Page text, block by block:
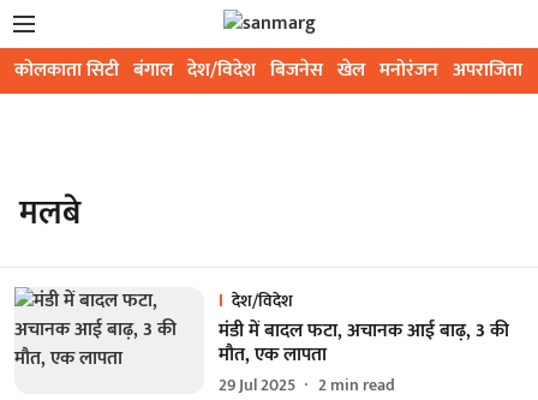
कोलकाता सिटी बंगाल देश/विदेश बिजनेस खेल मनोरंजन अपराजिता
मलबे
देश/विदेश
मंडी में बादल फटा, अचानक आई बाढ़, 3 की
मौत, एक लापता
29 Jul 2025 2min read